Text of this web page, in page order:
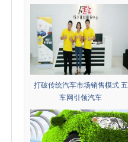
打破传统汽车市场销售模式 五
车网引领汽车